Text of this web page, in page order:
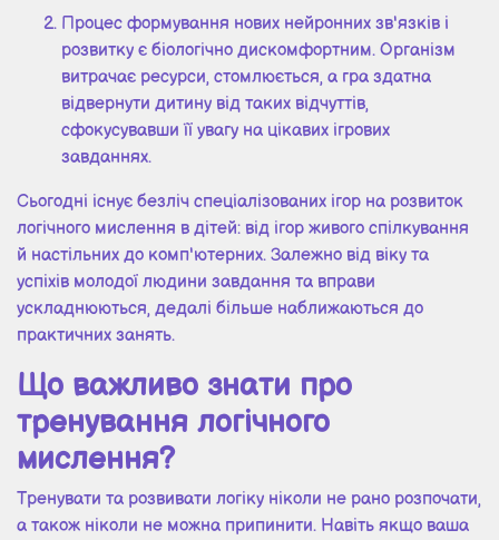
Процес формування нових нейронних зв'язків і
розвитку є біологічно дискомфортним. Організм
витрачає ресурси, стомлюється, а гра здатна
відвернути дитину від таких відчуттів,
сфокусувавши її увагу на цікавих ігрових
завданнях.
Сьогодні існує безліч спеціалізованих ігор на розвиток
логічного мислення в дітей: від ігор живого спілкування
й настільних до комп'ютерних. Залежно від віку та
успіхів молодої людини завдання та вправи
ускладнюються, дедалі більше наближаються до
практичних занять.
Що важливо знати про
тренування логічного
мислення?
Тренувати та розвивати логіку ніколи не рано розпочати,
а також ніколи не можна припинити. Навіть якщо ваша